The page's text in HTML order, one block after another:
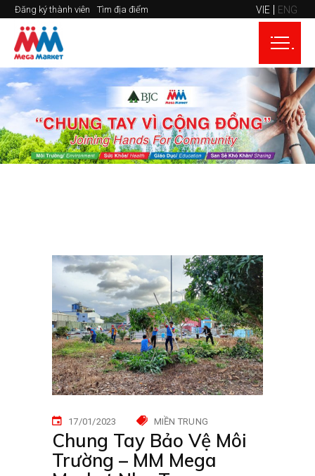
Đăng ký thành viên Tìm địa điểm VIE ENG
17/01/2023 MIỀN TRUNG
Chung Tay Bảo Vệ Môi
Trường – MM Mega